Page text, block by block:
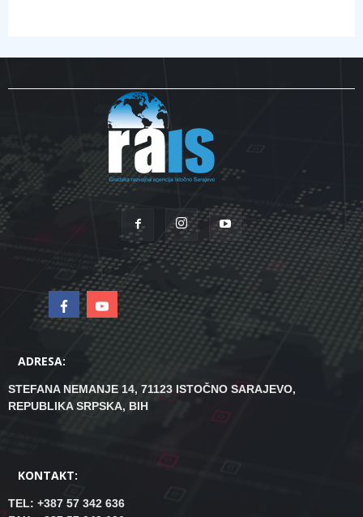
ADRESA:
STEFANA NEMANJE 14, 71123 ISTOČNO SARAJEVO,
REPUBLIKA SRPSKA, BIH
KONTAKT:
TEL: +387 57 342 636